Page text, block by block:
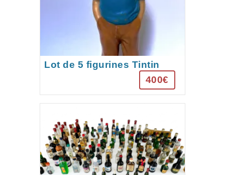
Lot de 5 figurines Tintin
400€